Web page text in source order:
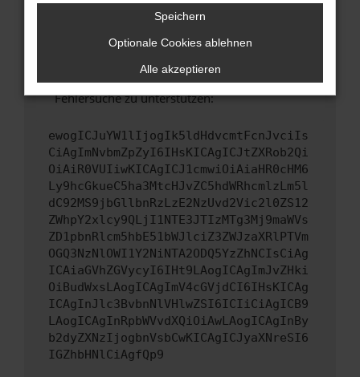
Wende dich an den Webseitenbetreiber.
Wenn du alle oben genannten Schritte versucht
hast, kontaktiere uns bitte. Wir werden
versuchen, das Problem zu beheben. Du kannst
uns diesen Text schicken, um uns bei der
Fehlersuche zu unterstützen:
ewogICJuYW1lIjogIk5ldHdvcmtFcnJvciIs
CiAgImNvbmZpZyI6IHsKICAgICJtZXRob2Qi
OiAiR0VUIiwKICAgICJ1cmwiOiAiaHR0cHM6
Ly9hcGkueC5ha3MtcHJvZC5hdWRhcmlzLm5l
dC92MS9jbGllbnRzLzE2NzUvd2Vic2l0ZS12
ZWhpY2xlcy9QLjI1NTE3JTIzMTg3Mj9maWVs
ZD1pbnRlcm5hbE51bWJlciZ3ZWJzaXRlPTVm
OGQ3NzNlOWI1Y2NiNTA2ODQ5YzZhNCIsCiAg
ICAiaGVhZGVycyI6IHt9LAogICAgImJvZHki
OiBudWxsLAogICAgImV4cGVjdCI6IHsKICAg
ICAgInJlc3BvbnNlVHlwZSI6ICIiCiAgICB9
LAogICAgInRpbWVvdXQiOiAwLAogICAgInBy
b2dyZXNzIjogbnVsbCwKICAgICJyaXNreSI6
IGZhbHNlCiAgfQp9
Speichern
Optionale Cookies ablehnen
Alle akzeptieren